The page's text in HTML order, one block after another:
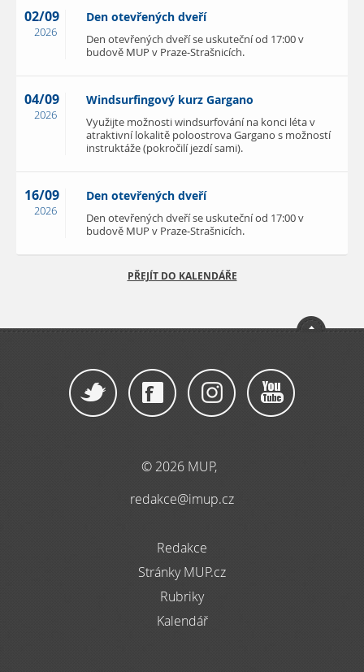
02/09
2026
Den otevřených dveří
Den otevřených dveří se uskuteční od 17:00 v
budově MUP v Praze-Strašnicích.
04/09
2026
Windsurfingový kurz Gargano
Využijte možnosti windsurfování na konci léta v
atraktivní lokalitě poloostrova Gargano s možností
instruktáže (pokročilí jezdí sami).
16/09
2026
Den otevřených dveří
Den otevřených dveří se uskuteční od 17:00 v
budově MUP v Praze-Strašnicích.
PŘEJÍT DO KALENDÁŘE
© 2026 MUP,
redakce@imup.cz
Redakce
Stránky MUP.cz
Rubriky
Kalendář